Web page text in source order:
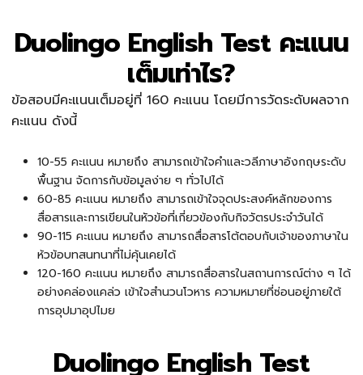
Duolingo English Test คะแนน
เต็มเท่าไร?
ข้อสอบมีคะแนนเต็มอยู่ที่ 160 คะแนน โดยมีการวัดระดับผลจาก
คะแนน ดังนี้
10-55 คะแนน หมายถึง สามารถเข้าใจคำและวลีภาษาอังกฤษระดับ
พื้นฐาน จัดการกับข้อมูลง่าย ๆ ทั่วไปได้
60-85 คะแนน หมายถึง สามารถเข้าใจจุดประสงค์หลักของการ
สื่อสารและการเขียนในหัวข้อที่เกี่ยวข้องกับกิจวัตรประจำวันได้
90-115 คะแนน หมายถึง สามารถสื่อสารโต้ตอบกับเจ้าของภาษาใน
ห้วข้อบทสนทนาที่ไม่คุ้นเคยได้
120-160 คะแนน หมายถึง สามารถสื่อสารในสถานการณ์ต่าง ๆ ได้
อย่างคล่องแคล่ว เข้าใจสำนวนโวหาร ความหมายที่ซ่อนอยู่ภายใต้
การอุปมาอุปไมย
Duolingo English Test